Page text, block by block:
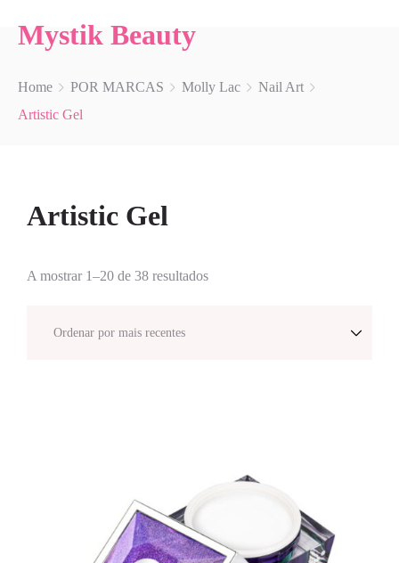
Mystik Beauty
Home POR MARCAS Molly Lac
Nail Art
Artistic Gel
Artistic Gel
A mostrar 1–20 de 38 resultados